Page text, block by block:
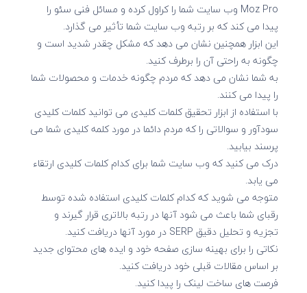
Moz Pro وب سایت شما را کراول کرده و مسائل فنی سئو را
پیدا می کند که بر رتبه وب سایت شما تأثیر می گذارد.
این ابزار همچنین نشان می دهد که مشکل چقدر شدید است و
چگونه به راحتی آن را برطرف کنید.
به شما نشان می دهد که مردم چگونه خدمات و محصولات شما
را پیدا می کنند.
با استفاده از ابزار تحقیق کلمات کلیدی می توانید کلمات کلیدی
سودآور و سوالاتی را که مردم دائما در مورد کلمه کلیدی شما می
پرسند بیابید.
درک می کنید که وب سایت شما برای کدام کلمات کلیدی ارتقاء
می یابد.
متوجه می شوید که کدام کلمات کلیدی استفاده شده توسط
رقبای شما باعث می شود آنها در رتبه بالاتری قرار گیرند و
تجزیه و تحلیل دقیق SERP در مورد آنها دریافت کنید.
نکاتی را برای بهینه سازی صفحه خود و ایده های محتوای جدید
بر اساس مقالات قبلی خود دریافت کنید.
فرصت های ساخت لینک را پیدا کنید.